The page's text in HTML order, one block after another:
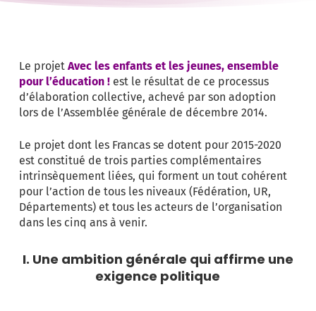
Le projet Avec les enfants et les jeunes, ensemble
pour l’éducation !est le résultat de ce processus
d’élaboration collective, achevé par son adoption
lors de l’Assemblée générale de décembre 2014.
Le projet dont les Francas se dotent pour 2015-2020
est constitué de trois parties complémentaires
intrinsèquement liées, qui forment un tout cohérent
pour l’action de tous les niveaux (Fédération, UR,
Départements) et tous les acteurs de l’organisation
dans les cinq ans à venir.
I. Une ambition générale qui affirme une
exigence politique